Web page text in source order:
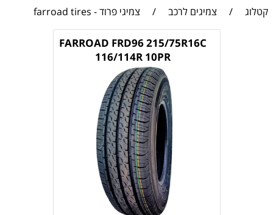
קטלוג / צמיגים לרכב / צמיגי פרוד - farroad tires
FARROAD FRD96 215/75R16C
116/114R 10PR